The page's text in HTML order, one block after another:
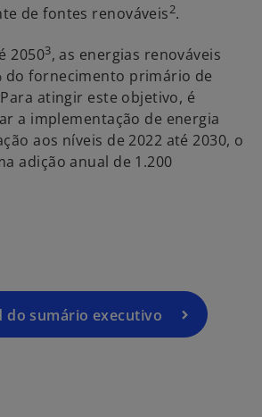
de fontes renováveis2.
20503, as energias renováveis
do fornecimento primário de
atingir este objetivo, é
a implementação de energia
aos níveis de 2022 até 2030, o
adição anual de 1.200
do sumário executivo
n
n
o
e